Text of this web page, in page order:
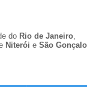
do Rio de Janeiro,
Niterói e São Gonçal o